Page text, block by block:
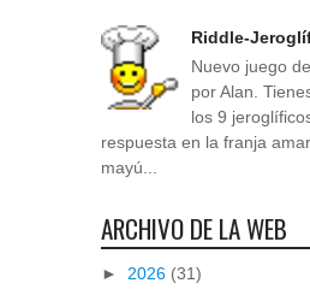
Riddle-
Nuevo juego
por Alan.
los 9
respuesta en la franja
mayú...
ARCHIVO DE LA WEB
► 2026 (31)